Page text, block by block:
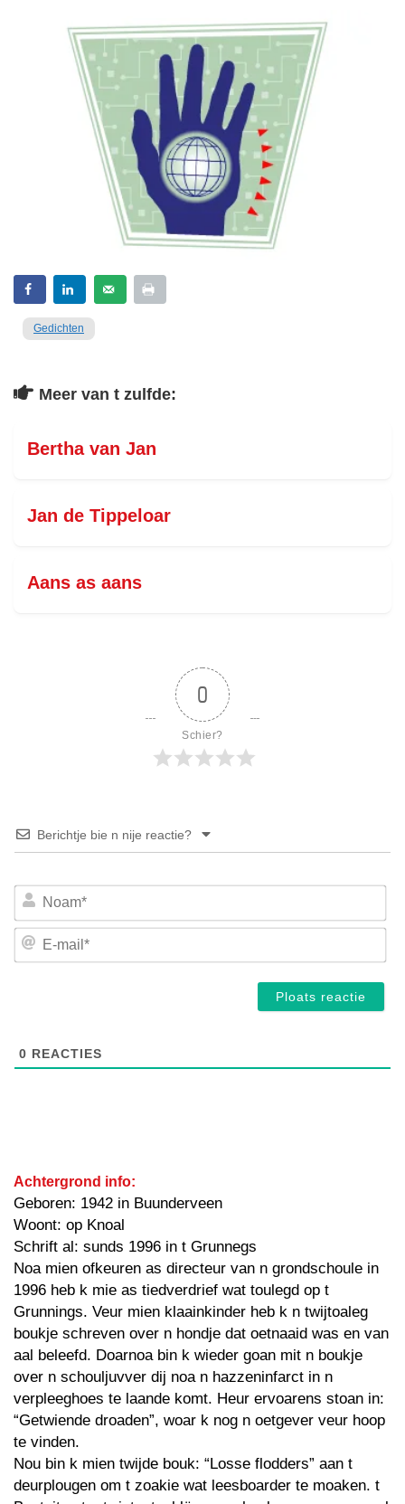
Gedichten
Meer van t zulfde:
Bertha van Jan
Jan de Tippeloar
Aans as aans
0
Schier?
Berichtje bie n nije reactie?
E-
0 REACTIES
Achtergrond info:
Geboren: 1942 in Buunderveen
Woont: op Knoal
Schrift al: sunds 1996 in t Grunnegs
Noa mien ofkeuren as directeur van n grondschoule in
1996 heb k mie as tiedverdrief wat toulegd op t
Grunnings. Veur mien klaainkinder heb k n twijtoaleg
boukje schreven over n hondje dat oetnaaid was en van
aal beleefd. Doarnoa bin k wieder goan mit n boukje
over n schouljuvver dij noa n hazzeninfarct in n
verpleeghoes te laande komt. Heur ervoarens stoan in:
“Getwiende droaden”, woar k nog n oetgever veur hoop
te vinden.
Nou bin k mien twijde bouk: “Losse flodders” aan t
deurplougen om t zoakie wat leesboarder te moaken. t